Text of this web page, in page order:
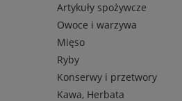
Artykuły spożywcze
Owoce i warzywa
Mięso
Ryby
Konserwy i przetwory
Kawa, Herbata